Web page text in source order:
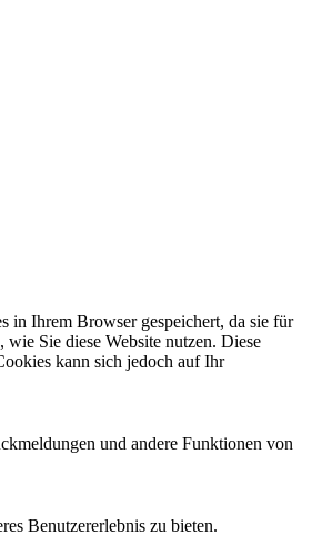
in Ihrem Browser gespeichert, da sie für
Sie diese Website nutzen. Diese
kann sich jedoch auf Ihr
und andere Funktionen von
Benutzererlebnis zu bieten.